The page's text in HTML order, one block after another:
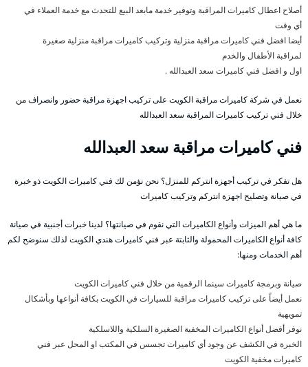
أصلاح اعطال كاميرات المراقبة وتوفير خدمة مابعد البيع للتحدث مع خدمة العملاء في
أي وقت
أيضا افضل فني كاميرات مراقبة منزلية وتركيب كاميرات مراقبة منزلية صغيرة
لمراقبة الأطفال والخدم
اول و افضل فني كاميرات سعد العبدالله .
نعمل في شركة كاميرات مراقبة الكويت على تركيب اجهزة مراقبة حضور وانصراف من
خلال فني تركيب كاميرات المراقبة سعد العبدالله
فني كاميرات مراقبة سعد العبدالله
هل تفكر في تركيب أجهزة انتركم للمنزل؟ نحن نؤمن لك فني كاميرات الكويت ذو خبرة
في صيانة وتصليح اجهزة انتركم وتركيب كاميرات
ما هي أهم الميزات وأنواع الكاميرات التي نقوم في صيانتها؟ لدينا خبرات أجنبية في صيانة
كافة أنواع الكاميرات المحمولة والثابتة عبر فني كاميرات هندي الكويت لذلك سنوضح لكم
أهم الخدمات ومنها:
صيانة وبرمجة كاميرات سينما الرقمية من خلال فني كاميرات الكويت
نعمل أيضاً على تركيب كاميرات مراقبة للسيارات في الكويت بكافة أنواعها وبأشكال
تمويهية
نوفر أفضل أنواع الكاميرات المخفية الصغيرة السلكية واللاسلكية
الخبرة في الكشف عن وجود أي كاميرات تجسس في المكتب او المحل عبر فني
كاميرات مخفية الكويت